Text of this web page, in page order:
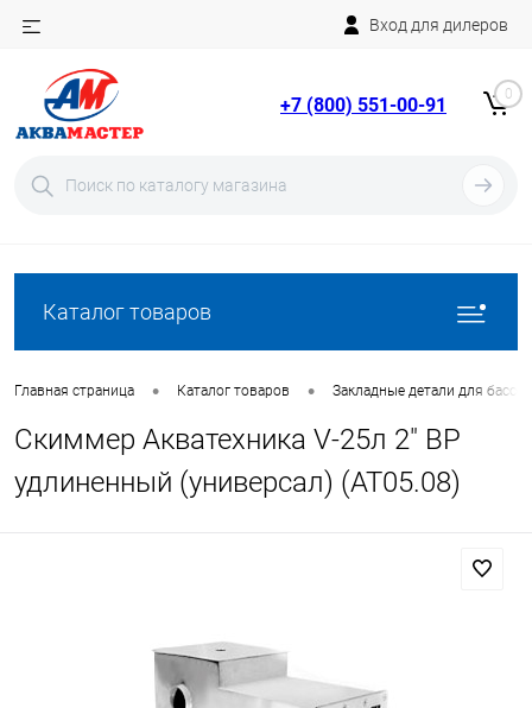
Вход для дилеров
+7 (800) 551-00-91 0
Каталог товаров
Главная страница • Каталог товаров • Закладные детали для
Скиммер Акватехника V-25л 2" ВР
удлиненный (универсал) (AT05.08)